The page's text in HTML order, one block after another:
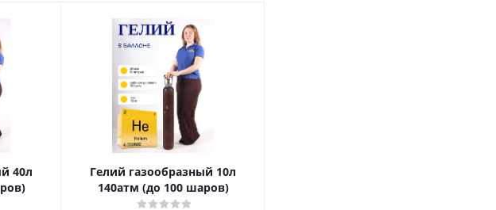
40л
Гелий газообразный 10л
140атм (до 100 шаров)